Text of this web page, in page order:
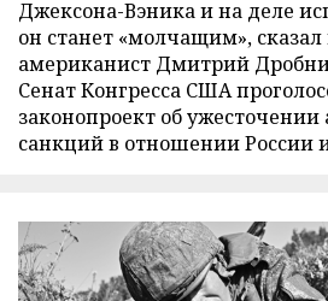
Джексона-Вэника и на деле
он станет «молчащим», сказал
американист Дмитрий
Сенат Конгресса США
законопроект об
санкций в отношении России